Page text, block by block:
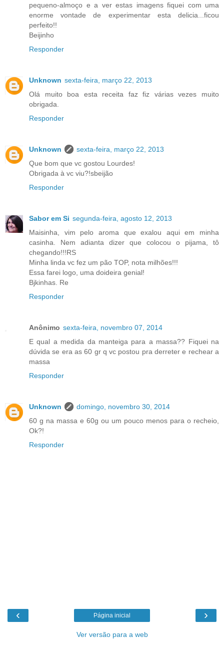
pequeno-almoço e a ver estas imagens fiquei com uma
enorme vontade de experimentar esta delicia...ficou
perfeito!!
Beijinho
Responder
Unknown sexta-feira, março 22, 2013
Olá muito boa esta receita faz fiz várias vezes muito
obrigada.
Responder
Unknown
sexta-feira, março 22, 2013
Que bom que vc gostou Lourdes!
Obrigada à vc viu?!sbeijão
Responder
Sabor em Si segunda-feira, agosto 12, 2013
Maisinha, vim pelo aroma que exalou aqui em minha
casinha. Nem adianta dizer que colocou o pijama, tô
chegando!!!RS
Minha linda vc fez um pão TOP, nota milhões!!!
Essa farei logo, uma doideira genial!
Bjkinhas. Re
Responder
Anônimo sexta-feira, novembro 07, 2014
E qual a medida da manteiga para a massa?? Fiquei na
dúvida se era as 60 gr q vc postou pra derreter e rechear a
massa
Responder
Unknown
domingo, novembro 30, 2014
60 g na massa e 60g ou um pouco menos para o recheio,
Ok?!
Responder
‹ ›
Página inicial
Ver versão para a web